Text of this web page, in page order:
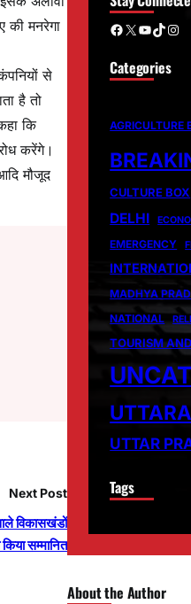
की मनरेगा
से
है तो
कि
करेंगे।
मौजूद
Next Post
विकासखंडों
सम्मानित
Facebook X YouTube TikTok Instagram
Categories
AGRICULTURE
CULTURE BOX
DELHI
EMERGENCY
MADHYA
NATIONAL
TOURISM
UTTAR
Tags
About the Author